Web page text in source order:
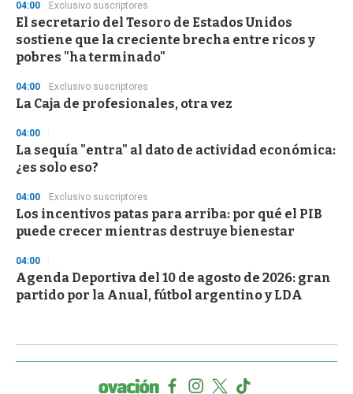
04:00 Exclusivo suscriptores
El secretario del Tesoro de Estados Unidos
sostiene que la creciente brecha entre ricos y
pobres "ha terminado"
04:00 Exclusivo suscriptores
La Caja de profesionales, otra vez
04:00
La sequía "entra" al dato de actividad económica:
¿es solo eso?
04:00 Exclusivo suscriptores
Los incentivos patas para arriba: por qué el PIB
puede crecer mientras destruye bienestar
04:00
Agenda Deportiva del 10 de agosto de 2026: gran
partido por la Anual, fútbol argentino y LDA